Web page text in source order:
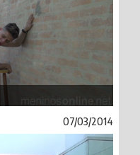
07/03/2014